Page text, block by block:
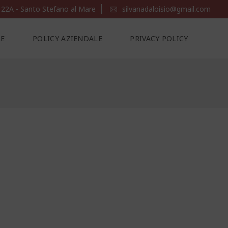
- Santo Stefano al Mare silvanadaloisio@gmail.com
POLICY AZIENDALE PRIVACY POLICY